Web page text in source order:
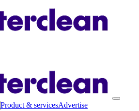
Product & servicesAdvertise